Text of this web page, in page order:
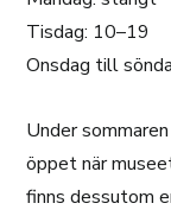
Tisdag: 10–19
Onsdag till
Under
öppet när
finns dessutom